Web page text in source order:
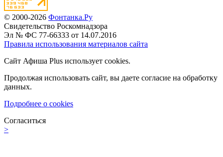
© 2000-2026 Фонтанка.Ру
Свидетельство Роскомнадзора
Эл № ФС 77-66333 от 14.07.2016
Правила использования материалов сайта
Сайт Афиша Plus использует cookies.
Продолжая использовать сайт, вы даете согласие на обработку
данных.
Подробнее о cookies
Согласиться
>